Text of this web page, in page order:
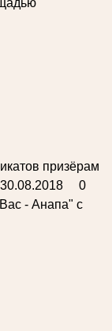
призёрам
30.08.2018
0
- Анапа" с